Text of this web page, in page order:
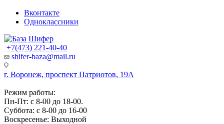
Вконтакте
Одноклассники
+7(473) 221-40-40
shifer-baza@mail.ru
г. Воронеж, проспект Патриотов, 19А
Режим работы:
Пн-Пт: с 8-00 до 18-00.
Суббота: с 8-00 до 16-00
Воскресенье: Выходной